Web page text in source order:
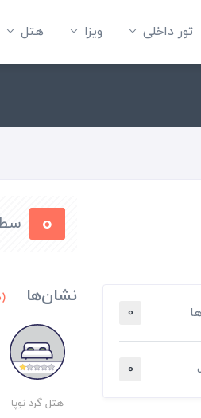
تور داخلی ویزا هتل‌
0
0
0
نشان‌ها
هتل گرد نوپا